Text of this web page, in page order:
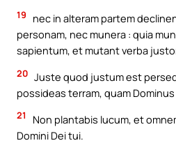
19
nec in alteram partem
personam, nec munera : quia
sapientum, et mutant verba
20 Juste quod justum est
possideas terram, quam
21
Non plantabis lucum, et
Domini Dei tui.